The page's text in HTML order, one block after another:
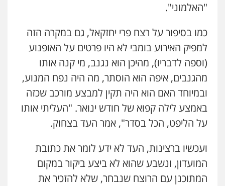
"האלמוני".
כמו בסיפור על רצח פרי יחזקאל, גם במקרה הזה
למפיק האירוע בומבי לא היו פרטים על האופנוע
(וספה לדבריו), מהיכן הוא נגנב, מי קנה אותו
מהגנבים, איפה הוא הוסתר, מה היה נפח המנוע,
ובמיוחד האם הוא היה תקין למבצע מורכב שכזה
באמצע לילה קפוא של חודש ינואר. "העליתי אותו
על הליפט, הכל בסדר", אמר העד בצחוק.
ועכשיו ברצינות, העד לא ידע לומר את כתובת
המועדון, ונשבע שהוא לא ביצע ביקור במקום
המתוכנן עם הרוצח שנבחר, שלא להזכיר את